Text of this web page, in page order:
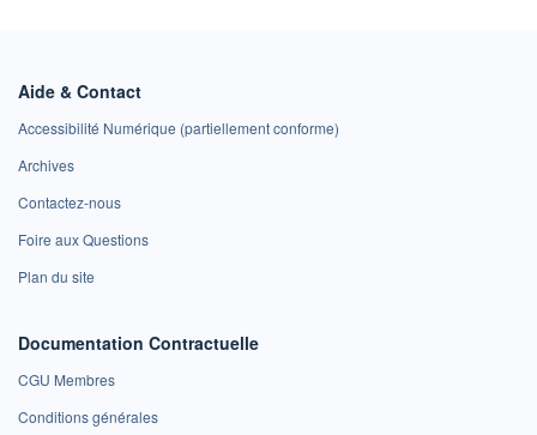
Aide & Contact
Accessibilité Numérique (partiellement conforme)
Archives
Contactez-nous
Foire aux Questions
Plan du site
Documentation Contractuelle
CGU Membres
Conditions générales